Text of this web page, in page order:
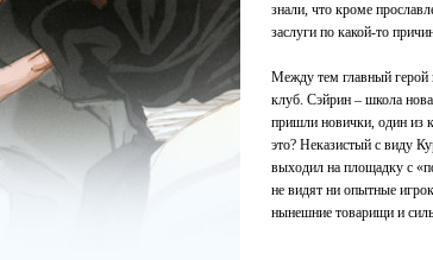
знали, что кроме
заслуги по какой-то
Между тем главный герой
клуб. Сэйрин – школа
пришли новички, один из
это? Неказистый с виду
выходил на площадку с
не видят ни опытные
нынешние товарищи и